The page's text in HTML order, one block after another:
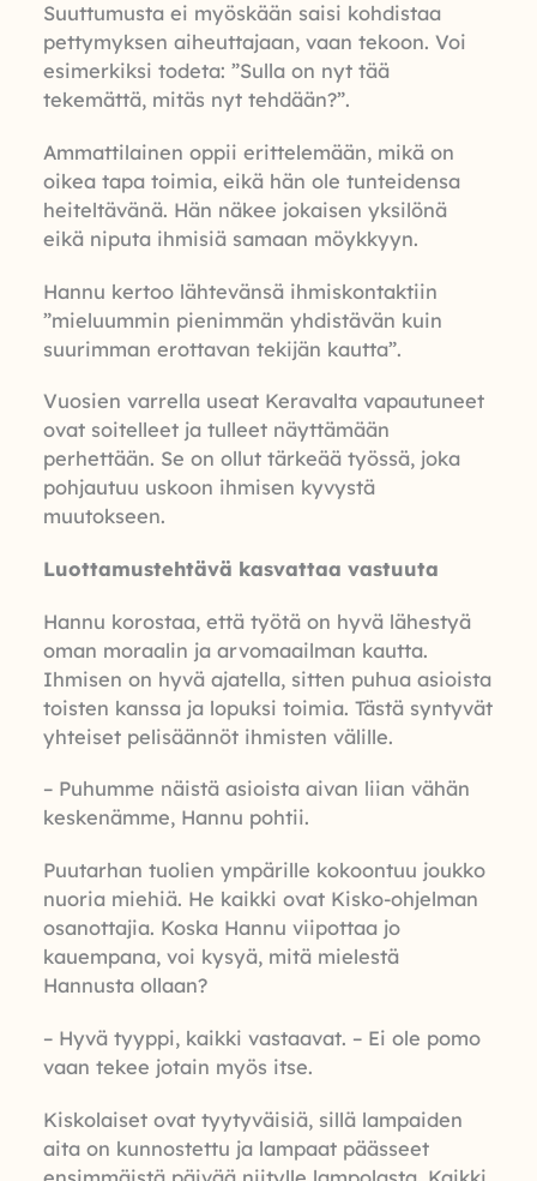
Suuttumusta ei myöskään saisi kohdistaa
pettymyksen aiheuttajaan, vaan tekoon. Voi
esimerkiksi todeta: ”Sulla on nyt tää
tekemättä, mitäs nyt tehdään?”.
Ammattilainen oppii erittelemään, mikä on
oikea tapa toimia, eikä hän ole tunteidensa
heiteltävänä. Hän näkee jokaisen yksilönä
eikä niputa ihmisiä samaan möykkyyn.
Hannu kertoo lähtevänsä ihmiskontaktiin
”mieluummin pienimmän yhdistävän kuin
suurimman erottavan tekijän kautta”.
Vuosien varrella useat Keravalta vapautuneet
ovat soitelleet ja tulleet näyttämään
perhettään. Se on ollut tärkeää työssä, joka
pohjautuu uskoon ihmisen kyvystä
muutokseen.
Luottamustehtävä kasvattaa vastuuta
Hannu korostaa, että työtä on hyvä lähestyä
oman moraalin ja arvomaailman kautta.
Ihmisen on hyvä ajatella, sitten puhua asioista
toisten kanssa ja lopuksi toimia. Tästä syntyvät
yhteiset pelisäännöt ihmisten välille.
– Puhumme näistä asioista aivan liian vähän
keskenämme, Hannu pohtii.
Puutarhan tuolien ympärille kokoontuu joukko
nuoria miehiä. He kaikki ovat Kisko-ohjelman
osanottajia. Koska Hannu viipottaa jo
kauempana, voi kysyä, mitä mielestä
Hannusta ollaan?
– Hyvä tyyppi, kaikki vastaavat. – Ei ole pomo
vaan tekee jotain myös itse.
Kiskolaiset ovat tyytyväisiä, sillä lampaiden
aita on kunnostettu ja lampaat päässeet